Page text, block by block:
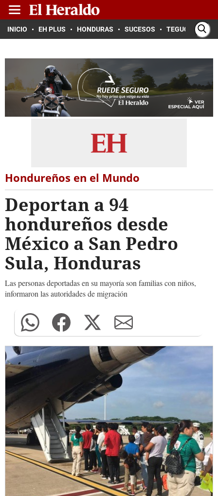
INICIO EH PLUS HONDURAS SUCESOS TEGUCIGALPA
Hondureños en el Mundo
Deportan a 94
hondureños desde
México a San Pedro
Sula, Honduras
Las personas deportadas en su mayoría son familias con niños,
informaron las autoridades de migración